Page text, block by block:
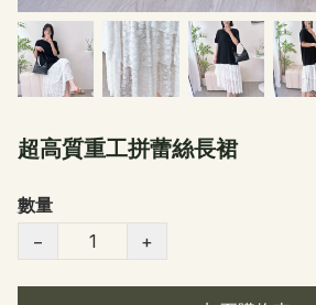
超高質重工拼蕾絲長裙
數量
−
+